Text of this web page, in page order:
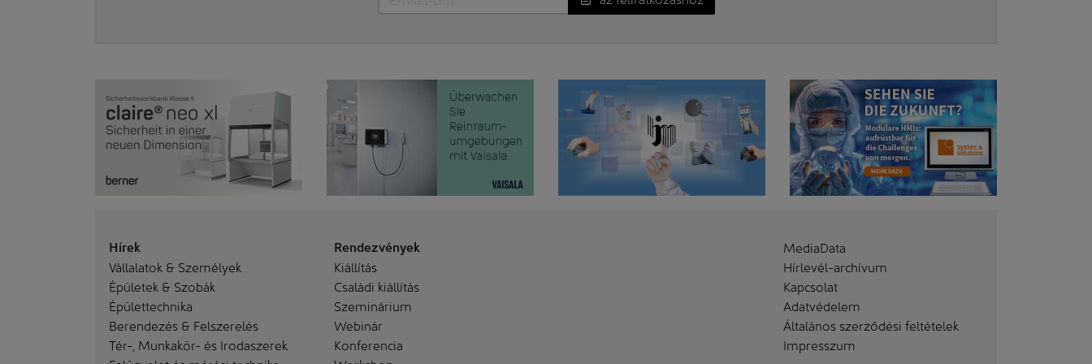
Hírek
Vállalatok & Személyek
Épületek & Szobák
Épülettechnika
Berendezés & Felszerelés
Tér-, Munkakör- és Irodaszerek
Rendezvények
Kiállítás
Családi kiállítás
Szeminárium
Webinár
Konferencia
MediaData
Hírlevél-archívum
Kapcsolat
Adatvédelem
Általános szerződési feltételek
Impresszum